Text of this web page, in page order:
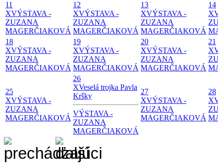
11
XVÝSTAVA -
ZUZANA
MAGERČIAKOVÁ
12
XVÝSTAVA -
ZUZANA
MAGERČIAKOVÁ
13
XVÝSTAVA -
ZUZANA
MAGERČIAKOVÁ
14
X
18
XVÝSTAVA -
ZUZANA
MAGERČIAKOVÁ
19
XVÝSTAVA -
ZUZANA
MAGERČIAKOVÁ
20
XVÝSTAVA -
ZUZANA
MAGERČIAKOVÁ
21
X
25
XVÝSTAVA -
ZUZANA
MAGERČIAKOVÁ
26
XVeselá trojka Pavla
Kršky
VÝSTAVA -
ZUZANA
MAGERČIAKOVÁ
27
XVÝSTAVA -
ZUZANA
MAGERČIAKOVÁ
28
X